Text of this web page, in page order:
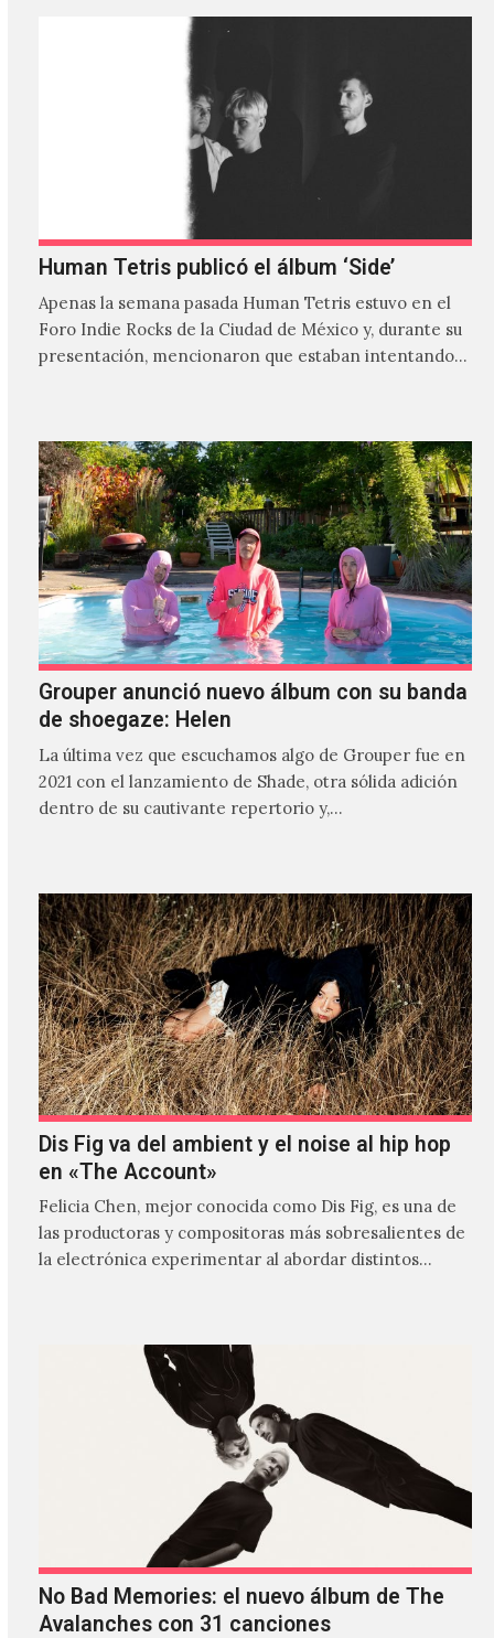
Human Tetris publicó el álbum ‘Side’
Apenas la semana pasada Human Tetris estuvo en el
Foro Indie Rocks de la Ciudad de México y, durante su
presentación, mencionaron que estaban intentando…
Grouper anunció nuevo álbum con su banda
de shoegaze: Helen
La última vez que escuchamos algo de Grouper fue en
2021 con el lanzamiento de Shade, otra sólida adición
dentro de su cautivante repertorio y,…
Dis Fig va del ambient y el noise al hip hop
en «The Account»
Felicia Chen, mejor conocida como Dis Fig, es una de
las productoras y compositoras más sobresalientes de
la electrónica experimentar al abordar distintos
No Bad Memories: el nuevo álbum de The
Avalanches con 31 canciones